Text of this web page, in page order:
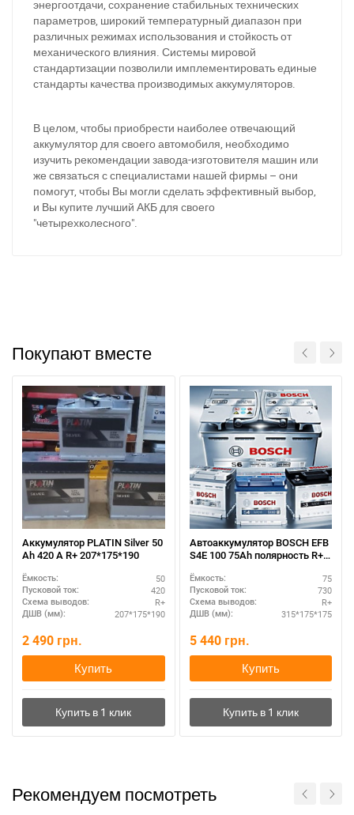
энергоотдачи, сохранение стабильных технических
параметров, широкий температурный диапазон при
различных режимах использования и стойкость от
механического влияния. Системы мировой
стандартизации позволили имплементировать единые
стандарты качества производимых аккумуляторов.
В целом, чтобы приобрести наиболее отвечающий
аккумулятор для своего автомобиля, необходимо
изучить рекомендации завода-изготовителя машин или
же связаться с специалистами нашей фирмы – они
помогут, чтобы Вы могли сделать эффективный выбор,
и Вы купите лучший АКБ для своего
"четырехколесного".
Покупают вместе
Аккумулятор PLATIN Silver 50
Ah 420 A R+ 207*175*190
Ёмкость: 50
Пусковой ток: 420
Схема выводов: R+
ДШВ (мм): 207*175*190
2 490 грн.
Купить
Автоаккумулятор BOSCH EFB
S4E 100 75Ah полярность R+ –
Ёмкость: 75
Пусковой ток: 730
Схема выводов: R+
ДШВ (мм): 315*175*175
5 440 грн.
Купить
Рекомендуем посмотреть
При отсутствии связи - пишите, звоните в Viber /
Telegram (093) 600-51-11